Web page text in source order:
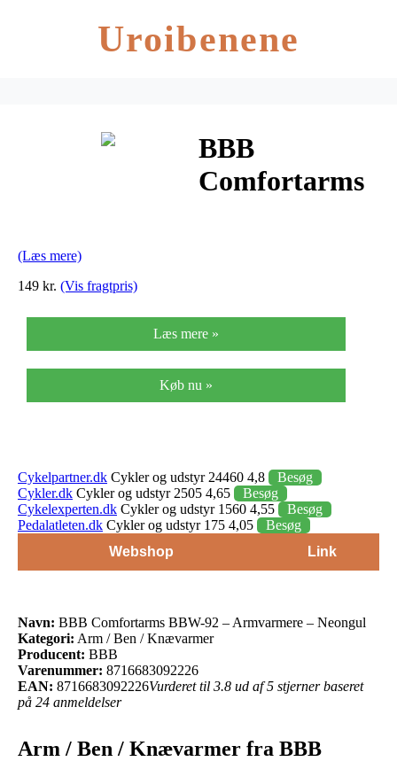
Uroibenene
BBB
Comfortarms
(Læs mere)
149 kr. (Vis fragtpris)
Læs mere »
Køb nu »
Cykelpartner.dk Cykler og udstyr 24460 4,8
Besøg
Cykler.dk Cykler og udstyr 2505 4,65
Besøg
Cykelexperten.dk Cykler og udstyr 1560 4,55
Besøg
Pedalatleten.dk Cykler og udstyr 175 4,05
Besøg
Webshop
Link
Navn: BBB Comfortarms BBW-92 – Armvarmere – Neongul
Kategori: Arm / Ben / Knævarmer
Producent: BBB
Varenummer: 8716683092226
EAN: 8716683092226Vurderet til 3.8 ud af 5 stjerner baseret
på 24 anmeldelser
Arm / Ben / Knævarmer fra BBB